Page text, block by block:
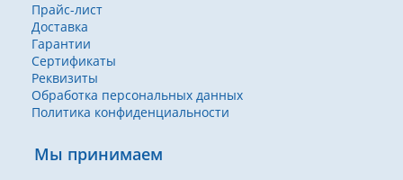
Прайс-лист
Доставка
Гарантии
Сертификаты
Реквизиты
Обработка персональных данных
Политика конфиденциальности
Мы принимаем